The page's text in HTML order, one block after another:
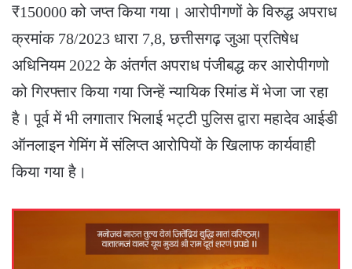
₹150000 को जप्त किया गया। आरोपीगणों के विरुद्ध अपराध
क्रमांक 78/2023 धारा 7,8, छत्तीसगढ़ जुआ प्रतिषेध
अधिनियम 2022 के अंतर्गत अपराध पंजीबद्ध कर आरोपीगणो
को गिरफ्तार किया गया जिन्हें न्यायिक रिमांड में भेजा जा रहा
है। पूर्व में भी लगातार भिलाई भट्टी पुलिस द्वारा महादेव आईडी
ऑनलाइन गेमिंग में संलिप्त आरोपियों के खिलाफ कार्यवाही
किया गया है।